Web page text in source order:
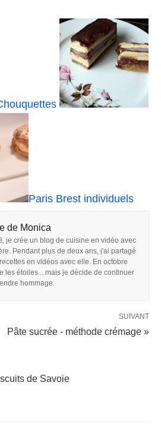
Paris Brest individuels
de Monica
je crée un blog de cuisine en vidéo avec
Pendant plus de deux ans, j'ai partagé
en vidéos avec elle. En octobre
les étoiles... mais je décide de continuer
hommage.
SUIVANT
Pâte sucrée - méthode crémage »
de Savoie